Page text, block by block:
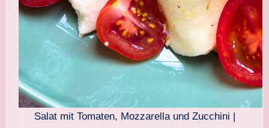
Salat mit Tomaten, Mozzarella und Zucchini |